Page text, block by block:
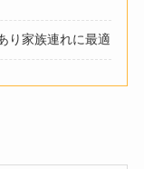
り家族連れに最適